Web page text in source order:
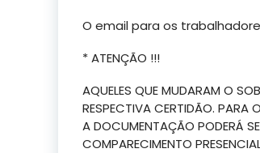
O email para os
* ATENÇÃO !!!
AQUELES QUE MUDARAM O
RESPECTIVA CERTIDÃO. PARA
A DOCUMENTAÇÃO PODERÁ
COMPARECIMENTO